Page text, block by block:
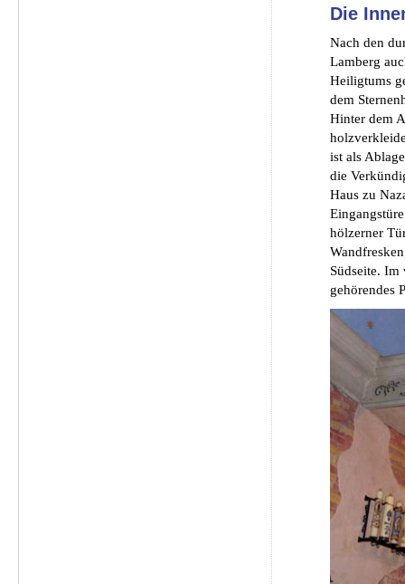
Die
Nach den
Lamberg
Heiligtums
dem
Hinter dem
ist als
die
Haus zu
hölzerner
Südseite.
gehörendes